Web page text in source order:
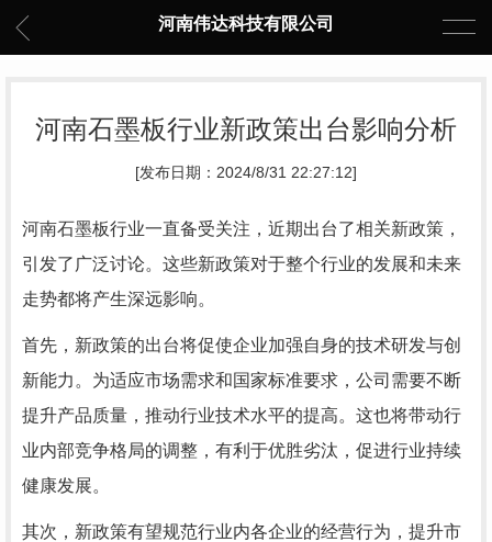
河南伟达科技有限公司
河南石墨板行业新政策出台影响分析
[发布日期：2024/8/31 22:27:12]
河南石墨板行业一直备受关注，近期出台了相关新政策，
引发了广泛讨论。这些新政策对于整个行业的发展和未来
走势都将产生深远影响。
首先，新政策的出台将促使企业加强自身的技术研发与创
新能力。为适应市场需求和国家标准要求，公司需要不断
提升产品质量，推动行业技术水平的提高。这也将带动行
业内部竞争格局的调整，有利于优胜劣汰，促进行业持续
健康发展。
其次，新政策有望规范行业内各企业的经营行为，提升市